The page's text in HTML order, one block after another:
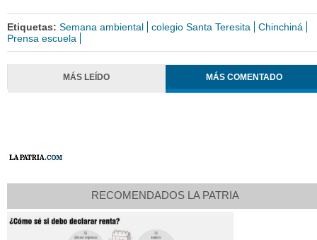
Etiquetas: Semana ambiental colegio Santa Teresita
Chinchiná
Prensa escuela
MÁS LEÍDO MÁS COMENTADO
RECOMENDADOS LA PATRIA